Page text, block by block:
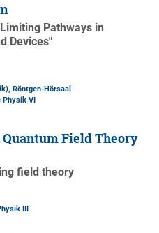
Pathways in
Devices"
, Röntgen-Hörsaal
VI
Field Theory
field theory
III